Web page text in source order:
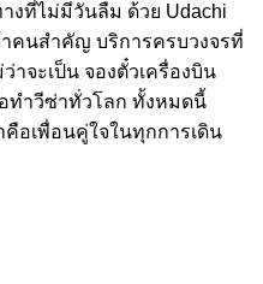
งที่ไม่มีวันลืม ด้วย Udachi
คนสำคัญ บริการครบวงจรที่
าจะเป็น จองตั๋วเครื่องบิน
ทำวีซ่าทั่วโลก ทั้งหมดนี้
คือเพื่อนคู่ใจในทุกการเดิน